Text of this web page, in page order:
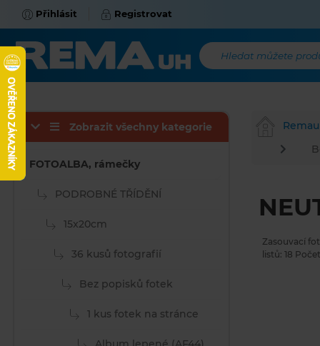
Přihlásit Registrovat
Hledat můžete
Zasouvací
listů: 18
Zobrazit všechny kategorie
FOTOALBA, rámečky
PODROBNÉ TŘÍDĚNÍ
15x20cm
36 kusů fotografií
Bez popisků fotek
1 kus fotek na stránce